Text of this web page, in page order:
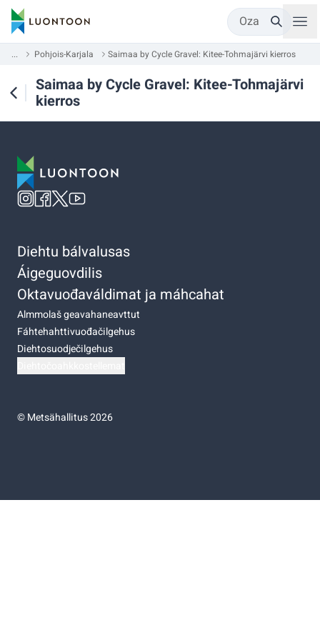
Oza
... Pohjois-Karjala Saimaa by Cycle Gravel: Kitee-Tohmajärvi kierros
Saimaa by Cycle Gravel: Kitee-Tohmajärvi
kierros
Diehtu bálvalusas
Áigeguovdilis
Oktavuođaváldimat ja máhcahat
Almmolaš geavahaneavttut
Fáhtehahttivuođačilgehus
Diehtosuodječilgehus
©Metsähallitus 2026